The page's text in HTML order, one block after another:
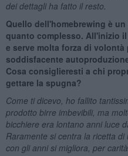
dei dettagli ha fatto il resto.
Quello dell'homebrewing è
quanto complesso. All'inizio
e serve molta forza di volontà
soddisfacente
Cosa consiglieresti a chi
gettare la spugna?
Come ti dicevo, ho fallito
prodotto birre imbevibili, ma
bicchiere era lontano anni luce
Raramente si centra la ricetta
con gli anni si migliora, per